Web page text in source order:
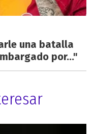
una batalla
por..."